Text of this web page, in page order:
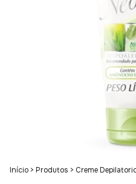
Início > Produtos > Creme